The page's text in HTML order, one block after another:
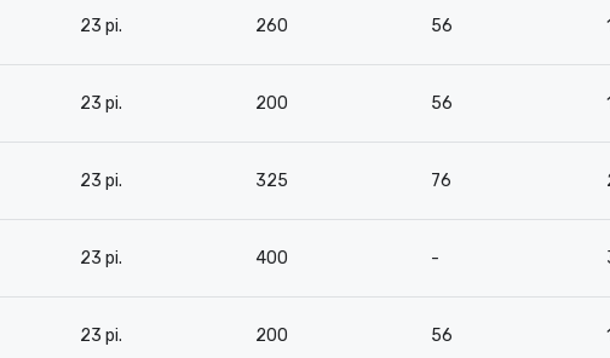
23 pi. 260 56
23 pi. 200 56
23 pi. 325 76
23 pi. 400 -
23 pi. 200 56